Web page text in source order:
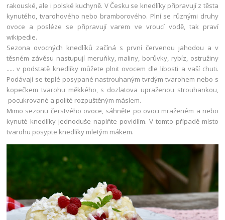
rakouské, ale i polské kuchyně. V Česku se knedlíky připravují z těsta
kynutého, tvarohového nebo bramborového. Plní se různými druhy
ovoce a posléze se připravují varem ve vroucí vodě, tak praví
wikipedie.
Sezona ovocných knedlíků začíná s první červenou jahodou a v
těsném závěsu nastupují meruňky, maliny, borůvky, rybíz, ostružiny
..... v podstatě knedlíky můžete plnit ovocem dle libosti a vaší chuti.
Podávají se teplé posypané nastrouhaným tvrdým tvarohem nebo s
kopečkem tvarohu měkkého, s dozlatova upraženou strouhankou,
pocukrované a polité rozpuštěným máslem.
Mimo sezonu čerstvého ovoce, sáhněte po ovoci mraženém a nebo
kynuté knedlíky jednoduše naplňte povidlím. V tomto případě místo
tvarohu posypte knedlíky mletým mákem.